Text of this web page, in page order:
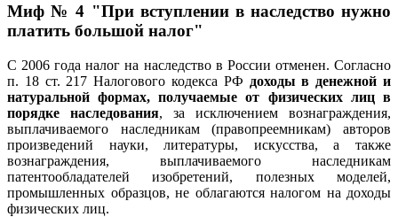
Миф № 4 "При вступлении в наследство нужно
платить большой налог"
С 2006 года налог на наследство в России отменен. Согласно
п. 18 ст. 217 Налогового кодекса РФ доходы в денежной и
натуральной формах, получаемые от физических лиц в
порядке наследования, за исключением вознаграждения,
выплачиваемого наследникам (правопреемникам) авторов
произведений науки, литературы, искусства, а также
вознаграждения, выплачиваемого наследникам
патентообладателей изобретений, полезных моделей,
промышленных образцов, не облагаются налогом на доходы
физических лиц.